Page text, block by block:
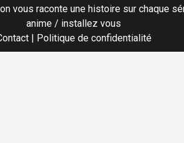
vous raconte une histoire sur chaque
anime / installez vous
| Politique de confidentialité